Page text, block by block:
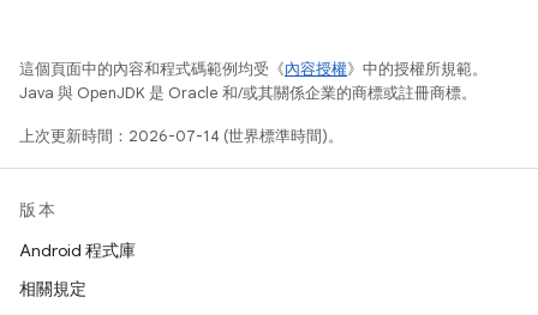
這個頁面中的內容和程式碼範例均受《內容授權》中的授權所規範。
Java 與 OpenJDK 是 Oracle 和/或其關係企業的商標或註冊商標。
上次更新時間：2026-07-14 (世界標準時間)。
版本
Android 程式庫
相關規定